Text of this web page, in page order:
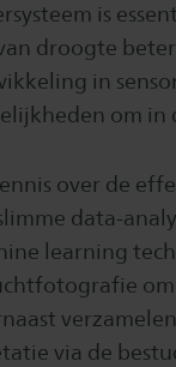
is
droogte
in
om in
over de
data-
learning
om
via de